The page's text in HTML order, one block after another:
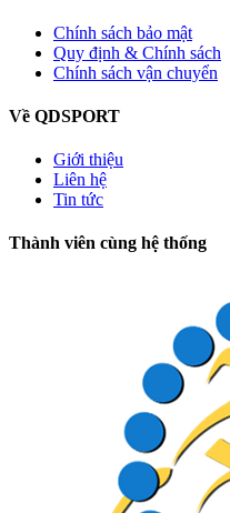
Chính sách bảo mật
Quy định & Chính sách
Chính sách vận chuyển
Về QDSPORT
Giới thiệu
Liên hệ
Tin tức
Thành viên cùng hệ thống